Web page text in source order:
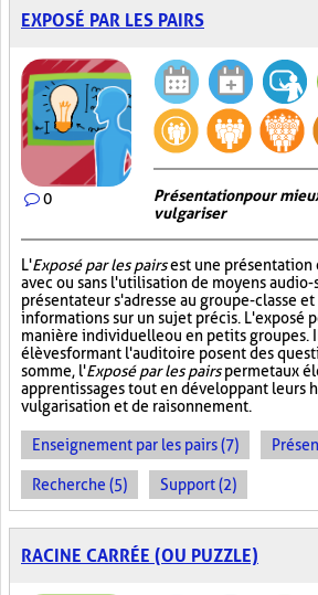
EXPOSÉ PAR LES PAIRS
0
Présentation pour
vulgariser
L'Exposé par les pairsest une présentation
avec ou sans l'utilisation de moyens
présentateur s'adresse au groupe-classe
informations sur un sujet précis. L'exposé
manière individuelle ou en petits groupes.
élèves formant l'auditoire posent des
somme, l'Exposé par les pairspermet aux
apprentissages tout en développant leurs
vulgarisation et de raisonnement.
Enseignement par les pairs (7)
Recherche (5) Support (2)
RACINE CARRÉE (OU PUZZLE)